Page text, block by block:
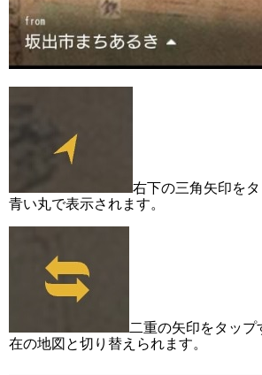
右下の三角矢印を
青い丸で表示されます。
二重の矢印をタップ
在の地図と切り替えられます。